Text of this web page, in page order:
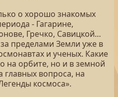
о хорошо знакомых
- Гагарине,
Гречко, Савицкой…
пределами Земли уже в
и ученых. Какие
на орбите, но и в земной
главных вопроса, на
космоса».